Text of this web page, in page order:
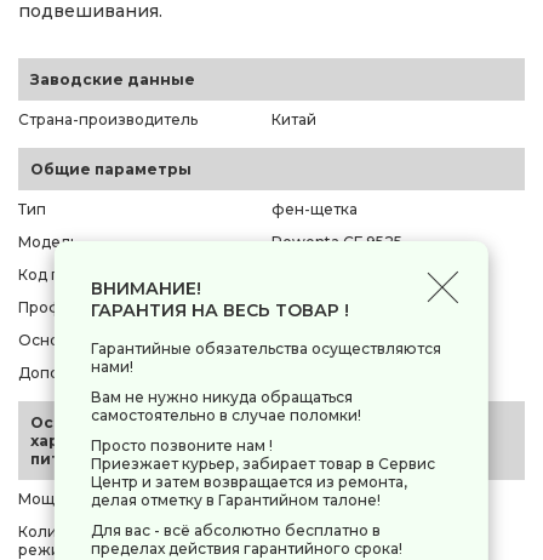
подвешивания.
Заводские данные
Страна-производитель Китай
Общие параметры
Тип
фен-щетка
Модель
Rowenta CF 9525
Код производителя
Профессиональная техника
нет
Основной цвет
Дополнительный цвет
Основные
характеристики и
питание
Мощность
1000 Вт
Количество температурных
режимов
3
ВНИМАНИЕ!
ГАРАНТИЯ НА ВЕСЬ ТОВАР !
Гарантийные обязательства осуществляются
нами!
Вам не нужно никуда обращаться
самостоятельно в случае поломки!
Просто позвоните нам !
Приезжает курьер, забирает товар в Сервис
Центр и затем возвращается из ремонта,
делая отметку в Гарантийном талоне!
Для вас - всё абсолютно бесплатно в
пределах действия гарантийного срока!